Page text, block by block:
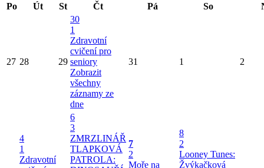
Po Út St Čt Pá So
27 28 29
30
1
Zdravotní
cvičení pro
seniory
Zobrazit
všechny
záznamy ze
dne
31 1 2
4
1
Zdravotní
6
3
ZMRZLINÁŘ
TLAPKOVÁ
PATROLA:
7
2
Moře na
8
2
Looney Tunes:
Žvýkačková